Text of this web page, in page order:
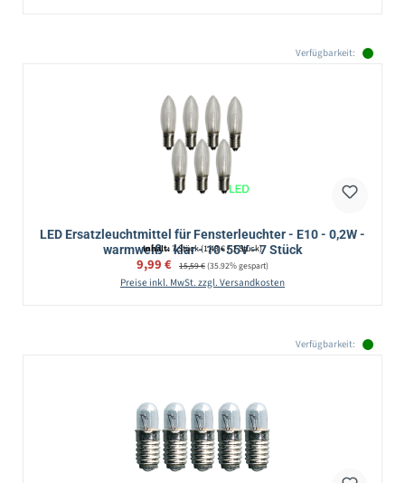
Verfügbarkeit:
LED Ersatzleuchtmittel für Fensterleuchter - E10 - 0,2W -
warmweiß - klar - 10-55V - 7 Stück
Inhalt:7 Stück(1,43 € / 1 Stück)
Verkaufspreis:
9,99 € Regulärer Preis:
15,59 €(35.92% gespart)
Preise inkl. MwSt. zzgl. Versandkosten
Verfügbarkeit: